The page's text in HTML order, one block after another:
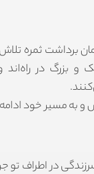
برداشت ثمره
بزرگ در راه‌اند و
و به مسیر خود
در اطراف تو